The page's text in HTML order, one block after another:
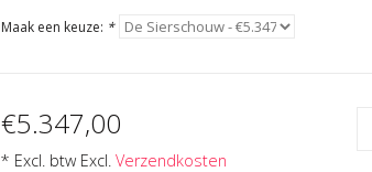
Maak een keuze: *
€5.347,00
* Excl. btw Excl. Verzendkosten